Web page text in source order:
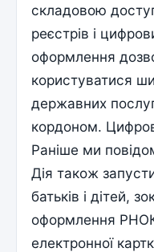
складовою
реєстрів і
оформлення
користуватися
державних
кордоном.
Раніше ми
Дія також
батьків і дітей,
оформлення
електронної